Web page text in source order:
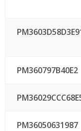
PM360797B40E2
PM36050631987